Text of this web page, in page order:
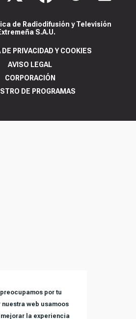
preocupamos por tu
web usamoos
la experiencia
de Radiodifusión y Televisión
S.A.U.
DE PRIVACIDAD Y COOKIES
AVISO LEGAL
CORPORACIÓN
DE PROGRAMAS